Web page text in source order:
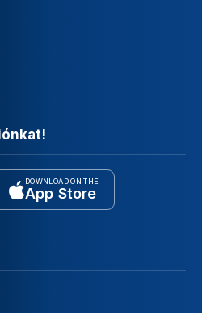
DOWNLOAD ON THE
App Store